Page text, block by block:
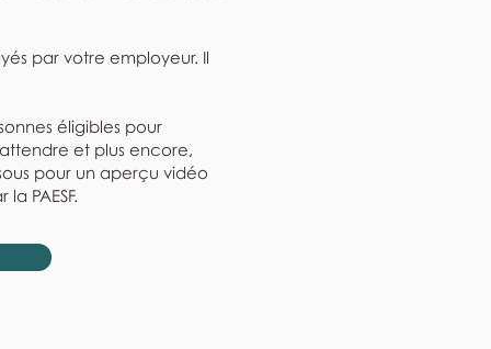
par votre employeur. Il
éligibles pour
et plus encore,
pour un aperçu vidéo
PAESF.